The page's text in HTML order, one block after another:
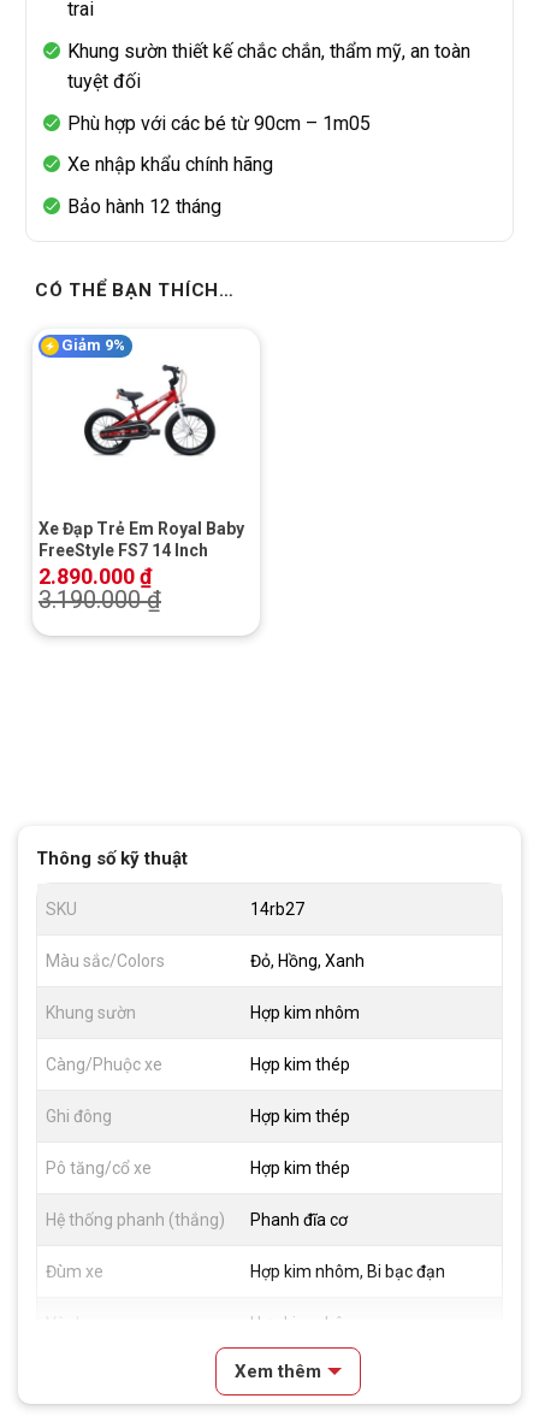
trai
Khung sườn thiết kế chắc chắn, thẩm mỹ, an toàn
tuyệt đối
Phù hợp với các bé từ 90cm – 1m05
Xe nhập khẩu chính hãng
Bảo hành 12 tháng
CÓ THỂ BẠN THÍCH…
Giảm 9%
Xe Đạp Trẻ Em Royal Baby
FreeStyle FS7 14 Inch
2.890.000₫
3.190.000₫
Thông số kỹ thuật
SKU 14rb27
Màu sắc/Colors Đỏ, Hồng, Xanh
Khung sườn Hợp kim nhôm
Càng/Phuộc xe Hợp kim thép
Ghi đông Hợp kim thép
Pô tăng/cổ xe Hợp kim thép
Hệ thống phanh (thắng) Phanh đĩa cơ
Đùm xe Hợp kim nhôm, Bi bạc đạn
Hợp kim nhôm
14x2.125
Xem thêm